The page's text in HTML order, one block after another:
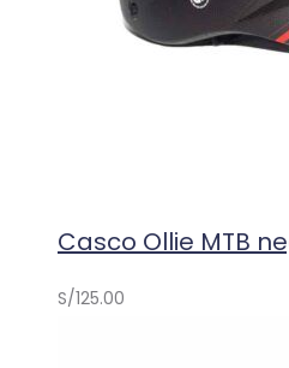
Casco Ollie MTB
S/125.00